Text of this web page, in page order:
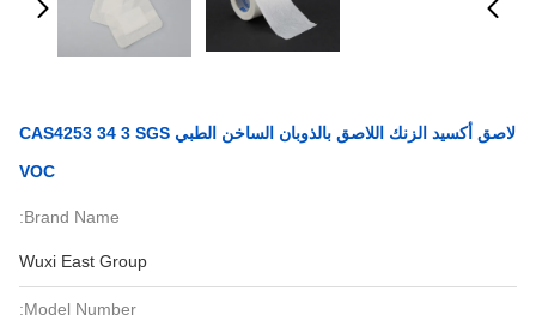
لاصق أكسيد الزنك اللاصق بالذوبان الساخن الطبي CAS4253 34 3 SGS
VOC
Brand Name:
Wuxi East Group
Model Number: